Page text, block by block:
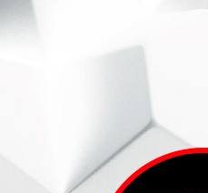
ВИННЫЙ СКЛАД